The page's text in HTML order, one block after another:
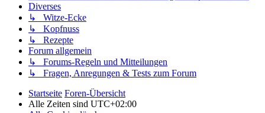
Diverses
↳ Witze-Ecke
↳ Kopfnuss
↳ Rezepte
Forum allgemein
↳ Forums-Regeln und Mitteilungen
↳ Fragen, Anregungen & Tests zum Forum
Startseite Foren-Übersicht
Alle Zeiten sind UTC+02:00